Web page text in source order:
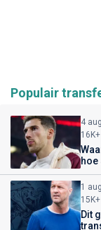
Populair
4
1
Dit